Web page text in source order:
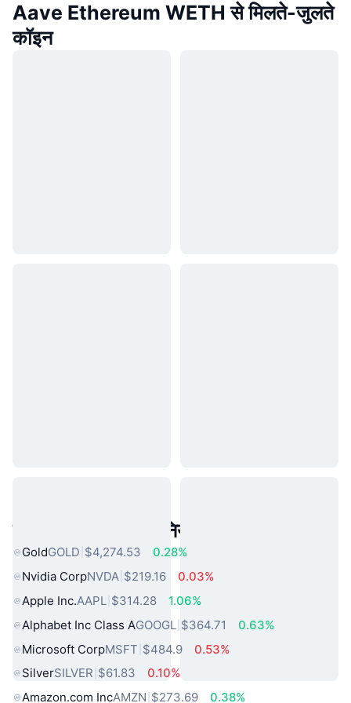
Aave Ethereum WETH से मिलते-जुलते
कॉइन
लोकप्रिय वास्तविक दुनिया की संपत्तियां
GoldGOLD $4,274.53
0.28%
Nvidia CorpNVDA $219.16
0.03%
Apple Inc.AAPL $314.28
1.06%
Alphabet Inc Class AGOOGL $364.71
0.63%
Microsoft CorpMSFT $484.9
0.53%
SilverSILVER $61.83
0.10%
Amazon.com IncAMZN $273.69 0.38%